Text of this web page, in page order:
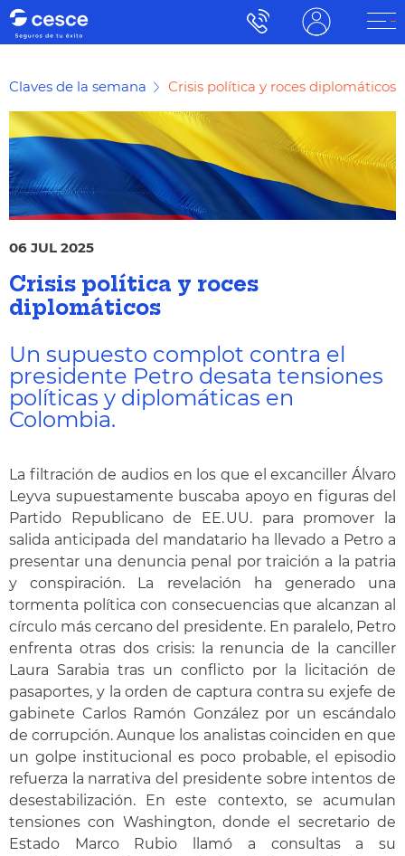
Claves de la semana Crisis política y roces diplomáticos
06 JUL 2025
Crisis política y roces
diplomáticos
Un supuesto complot contra el
presidente Petro desata tensiones
políticas y diplomáticas en
Colombia.
La filtración de audios en los que el excanciller Álvaro
Leyva supuestamente buscaba apoyo en figuras del
Partido Republicano de EE. UU. para promover la
salida anticipada del mandatario ha llevado a Petro a
presentar una denuncia penal por traición a la patria
y conspiración. La revelación ha generado una
tormenta política con consecuencias que alcanzan al
círculo más cercano del presidente. En paralelo, Petro
enfrenta otras dos crisis: la renuncia de la canciller
Laura Sarabia tras un conflicto por la licitación de
pasaportes, y la orden de captura contra su exjefe de
gabinete Carlos Ramón González por un escándalo
de corrupción. Aunque los analistas coinciden en que
un golpe institucional es poco probable, el episodio
refuerza la narrativa del presidente sobre intentos de
desestabilización. En este contexto, se acumulan
tensiones con Washington, donde el secretario de
Estado Marco Rubio llamó a consultas a su